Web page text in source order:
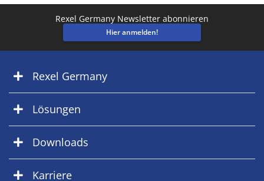
Rexel Germany Newsletter abonnieren
Hier anmelden!
Rexel Germany
Lösungen
Downloads
Karriere